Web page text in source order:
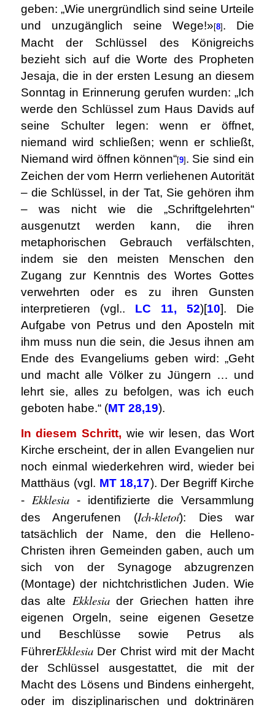
geben: „Wie unergründlich sind seine Urteile
und unzugänglich seine Wege!» [8] . Die
Macht der Schlüssel des Königreichs
bezieht sich auf die Worte des Propheten
Jesaja, die in der ersten Lesung an diesem
Sonntag in Erinnerung gerufen wurden: „Ich
werde den Schlüssel zum Haus Davids auf
seine Schulter legen: wenn er öffnet,
niemand wird schließen; wenn er schließt,
Niemand wird öffnen können“[9] . Sie sind ein
Zeichen der vom Herrn verliehenen Autorität
– die Schlüssel, in der Tat, Sie gehören ihm
– was nicht wie die „Schriftgelehrten“
ausgenutzt werden kann, die ihren
metaphorischen Gebrauch verfälschten,
indem sie den meisten Menschen den
Zugang zur Kenntnis des Wortes Gottes
verwehrten oder es zu ihren Gunsten
interpretieren (vgl.. LC 11, 52)[10]. Die
Aufgabe von Petrus und den Aposteln mit
ihm muss nun die sein, die Jesus ihnen am
Ende des Evangeliums geben wird: „Geht
und macht alle Völker zu Jüngern … und
lehrt sie, alles zu befolgen, was ich euch
geboten habe.“ (MT 28,19).
In diesem Schritt, wie wir lesen, das Wort
Kirche erscheint, der in allen Evangelien nur
noch einmal wiederkehren wird, wieder bei
Matthäus (vgl. MT 18,17). Der Begriff Kirche
- Ekklesia - identifizierte die Versammlung
des Angerufenen (Ich-kletoí): Dies war
tatsächlich der Name, den die Helleno-
Christen ihren Gemeinden gaben, auch um
sich von der Synagoge abzugrenzen
(Montage) der nichtchristlichen Juden. Wie
das alte Ekklesiader Griechen hatten ihre
eigenen Orgeln, seine eigenen Gesetze
und Beschlüsse sowie Petrus als
FührerEkklesia Der Christ wird mit der Macht
der Schlüssel ausgestattet, die mit der
Macht des Lösens und Bindens einhergeht,
oder im disziplinarischen und doktrinären